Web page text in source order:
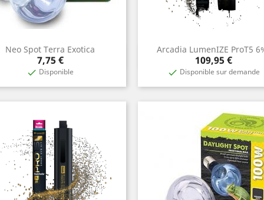
Neo Spot Terra Exotica
Prix
7,75 €
 Disponible
Aperçu rapide
Arcadia LumenIZE ProT5
Prix
109,95 €
 Disponible sur demande
Aperçu rapide